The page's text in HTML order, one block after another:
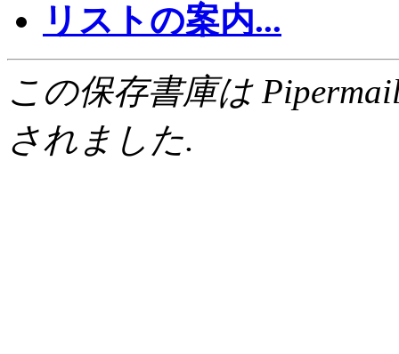
リストの案内...
この保存書庫は
されました.